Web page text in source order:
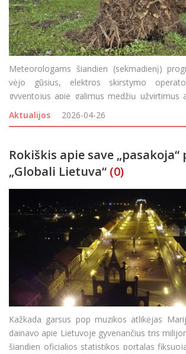
Meteorologams šiandien (sekmadienį)
vėjo gūsius, elektros skirstymo
gyventojus apie galimus medžių užvirtimus
Ekstremalios oro sąlygos labiausia
Panevėžio, Utenos ir Alytaus regione. Galimi
Aktualijos 2026-04-26
Rokiškis apie save
„Globali Lietuva“ (0)
Kažkada garsus pop muzikos atlikėjas
dainavo apie Lietuvoje gyvenančius tris
šiandien oficialios statistikos portalas